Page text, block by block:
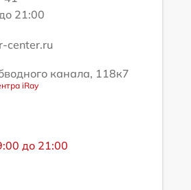
21:00
center.ru
канала, 118к7
iRay
до 21:00